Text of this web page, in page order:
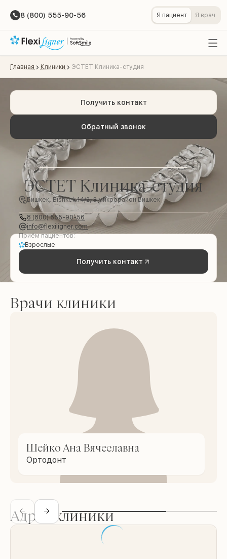
8 (800) 555-90-56 Я пациент Я врач
Главная Клиники ЭСТЕТ Клиника-студия
Обратный звонок
Получить контакт
ЭСТЕТ Клиника-студия
Бишкек, Bishkek 14/2, 3 микрорайон Бишкек
8 (800) 555-90-56
info@flexiligner.com
Приём пациентов:
Взрослые
Получить контакт
Врачи клиники
Шейко Ана Вячеславна
Ортодонт
Адрес клиники